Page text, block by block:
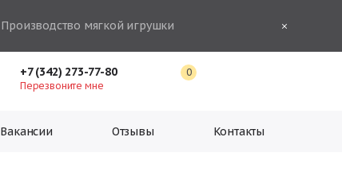
Производство мягкой игрушки
+7 (342) 273-77-80
Перезвоните мне
0
Вакансии Отзывы Контакты